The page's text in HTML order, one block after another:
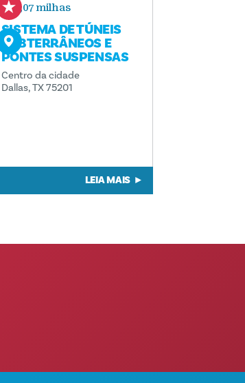
0,07 milhas
SISTEMA DE TÚNEIS
SUBTERRÂNEOS E
PONTES SUSPENSAS
Centro da cidade
Dallas, TX 75201
LEIA MAIS